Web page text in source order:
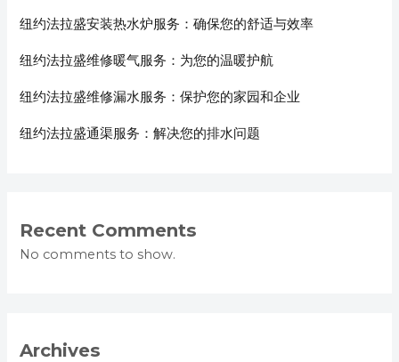
纽约法拉盛安装热水炉服务：确保您的舒适与效率
纽约法拉盛维修暖气服务：为您的温暖护航
纽约法拉盛维修漏水服务：保护您的家园和企业
纽约法拉盛通渠服务：解决您的排水问题
Recent Comments
No comments to show.
Archives